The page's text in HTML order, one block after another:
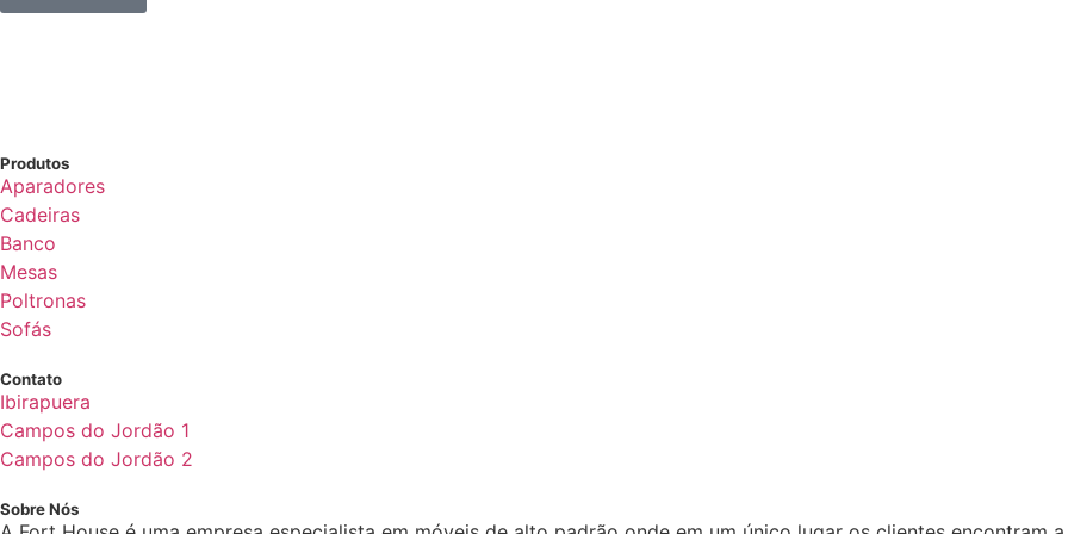
Produtos
Aparadores
Cadeiras
Banco
Mesas
Poltronas
Sofás
Contato
Ibirapuera
Campos do Jordão 1
Campos do Jordão 2
Sobre Nós